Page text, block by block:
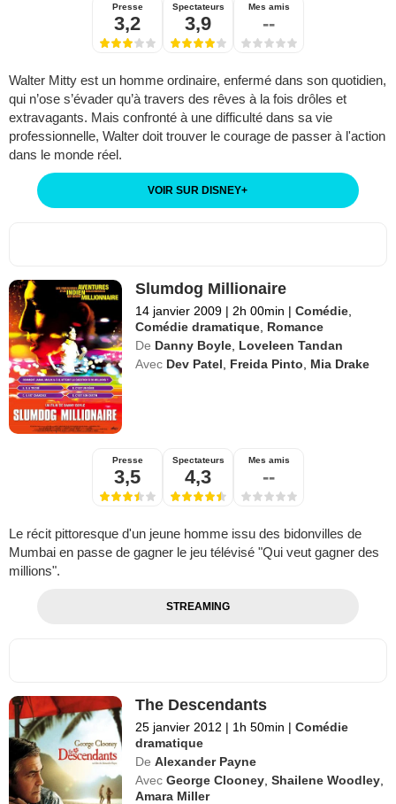
Presse
3,2
Spectateurs
3,9
Mes amis
--
Walter Mitty est un homme ordinaire, enfermé dans son quotidien,
qui n’ose s’évader qu’à travers des rêves à la fois drôles et
extravagants. Mais confronté à une difficulté dans sa vie
professionnelle, Walter doit trouver le courage de passer à l'action
dans le monde réel.
VOIR SUR DISNEY+
Slumdog Millionaire
14 janvier 2009 | 2h 00min | Comédie
Comédie dramatique Romance
De Danny Boyle Loveleen Tandan
Avec Dev Patel Freida Pinto Mia Drake
Presse
3,5
Spectateurs
4,3
Mes amis
--
Le récit pittoresque d'un jeune homme issu des bidonvilles de
Mumbai en passe de gagner le jeu télévisé "Qui veut gagner des
millions".
STREAMING
The Descendants
25 janvier 2012 | 1h 50min | Comédie
dramatique
De Alexander Payne
Avec George Clooney ,Shailene Woodley
Amara Miller